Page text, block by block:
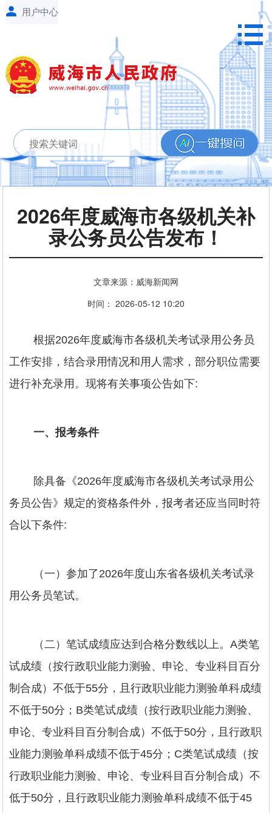
2026年度威海市各级机关补
录公务员公告发布！
文章来源：威海新闻网
时间： 2026-05-12 10:20
根据2026年度威海市各级机关考试录用公务员
工作安排，结合录用情况和用人需求，部分职位需要
进行补充录用。现将有关事项公告如下:
一、报考条件
除具备《2026年度威海市各级机关考试录用公
务员公告》规定的资格条件外，报考者还应当同时符
合以下条件:
（一）参加了2026年度山东省各级机关考试录
用公务员笔试。
（二）笔试成绩应达到合格分数线以上。A类笔
试成绩（按行政职业能力测验、申论、专业科目百分
制合成）不低于55分，且行政职业能力测验单科成绩
不低于50分；B类笔试成绩（按行政职业能力测验、
申论、专业科目百分制合成）不低于50分，且行政职
业能力测验单科成绩不低于45分；C类笔试成绩（按
行政职业能力测验、申论、专业科目百分制合成）不
低于50分，且行政职业能力测验单科成绩不低于45